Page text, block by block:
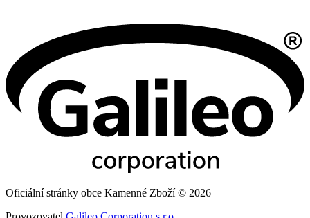
Oficiální stránky obce Kamenné Zboží © 2026